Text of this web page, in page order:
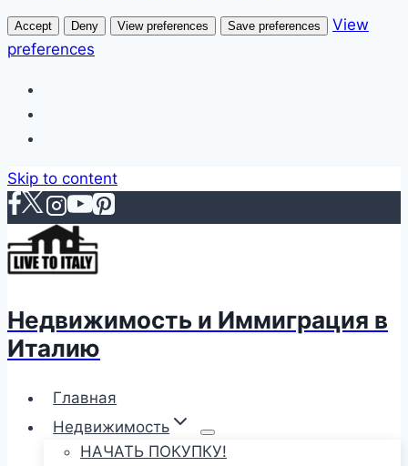
Accept Deny View preferences Save preferences
View
preferences
Skip to content
Недвижимость и Иммиграция в
Италию
Главная
Недвижимость
НАЧАТЬ ПОКУПКУ!